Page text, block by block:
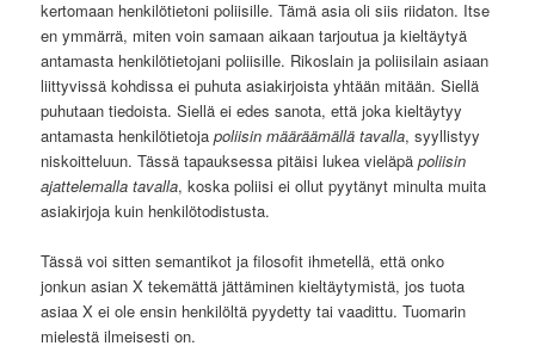
kertomaan henkilötietoni poliisille. Tämä asia oli siis riidaton. Itse
en ymmärrä, miten voin samaan aikaan tarjoutua ja kieltäytyä
antamasta henkilötietojani poliisille. Rikoslain ja poliisilain asiaan
liittyvissä kohdissa ei puhuta asiakirjoista yhtään mitään. Siellä
puhutaan tiedoista. Siellä ei edes sanota, että joka kieltäytyy
antamasta henkilötietojapoliisin määräämällä tavalla, syyllistyy
niskoitteluun. Tässä tapauksessa pitäisi lukea vieläpäpoliisin
ajattelemalla tavalla, koska poliisi ei ollut pyytänyt minulta muita
asiakirjoja kuin henkilötodistusta.
Tässä voi sitten semantikot ja filosofit ihmetellä, että onko
jonkun asian X tekemättä jättäminen kieltäytymistä, jos tuota
asiaa X ei ole ensin henkilöltä pyydetty tai vaadittu. Tuomarin
mielestä ilmeisesti on.